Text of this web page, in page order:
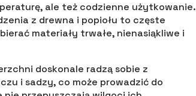
ale też codzienne użytkowanie.
z drewna i popiołu to częste
materiały trwałe, nienasiąkliwe i
doskonale radzą sobie z
i sadzy, co może prowadzić do